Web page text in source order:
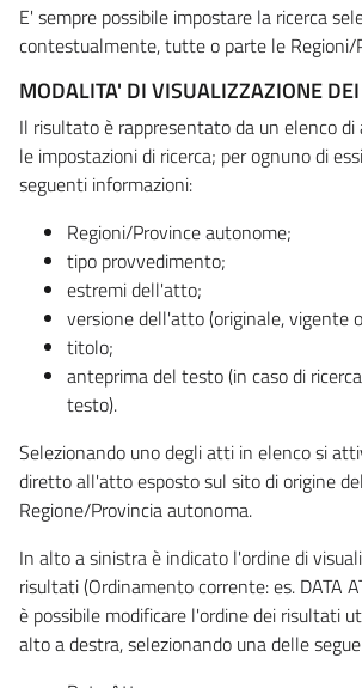
E' sempre possibile impostare la ricerca
contestualmente, tutte o parte le Regioni/
MODALITA' DI VISUALIZZAZIONE DEI
Il risultato è rappresentato da un elenco
le impostazioni di ricerca; per ognuno di
seguenti informazioni:
Regioni/Province autonome;
tipo provvedimento;
estremi dell'atto;
versione dell'atto (originale, vigente
titolo;
anteprima del testo (in caso di
testo).
Selezionando uno degli atti in elenco si
diretto all'atto esposto sul sito di origine
Regione/Provincia autonoma.
In alto a sinistra è indicato l'ordine di
risultati (Ordinamento corrente: es. DATA
è possibile modificare l'ordine dei risultati
alto a destra, selezionando una delle